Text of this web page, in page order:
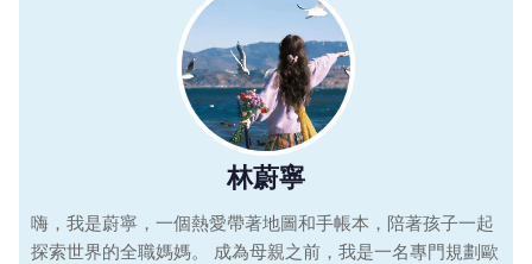
林蔚寧
嗨，我是蔚寧，一個熱愛帶著地圖和手帳本，陪著孩子一起
探索世界的全職媽媽。 成為母親之前，我是一名專門規劃歐